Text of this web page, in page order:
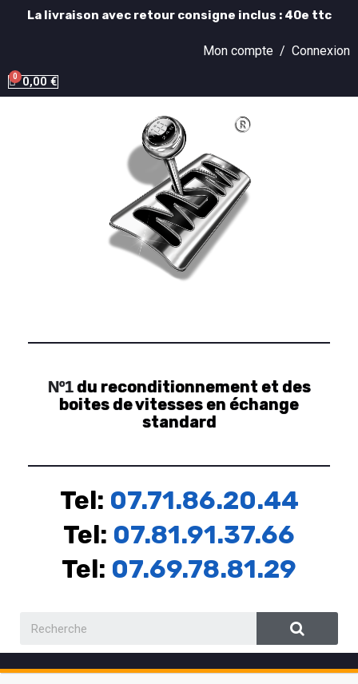
La livraison avec retour consigne inclus : 40e ttc
Mon compte / Connexion
0,00 €
Nº1du reconditionnement et des
boites de vitesses en échange
standard
Tel: 07.71.86.20.44
Tel: 07.81.91.37.66
Tel: 07.69.78.81.29